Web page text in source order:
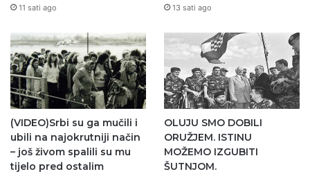
11 sati ago 13 sati ago
(VIDEO)Srbi su ga mučili i
ubili na najokrutniji način
– još živom spalili su mu
tijelo pred ostalim
OLUJU SMO DOBILI
ORUŽJEM. ISTINU
MOŽEMO IZGUBITI
ŠUTNJOM.